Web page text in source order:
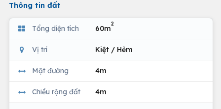
Thông tin đất
Tổng diện tích 60m
2
Vị trí Kiệt / Hẻm
Mặt đường 4m
Chiều rộng đất 4m